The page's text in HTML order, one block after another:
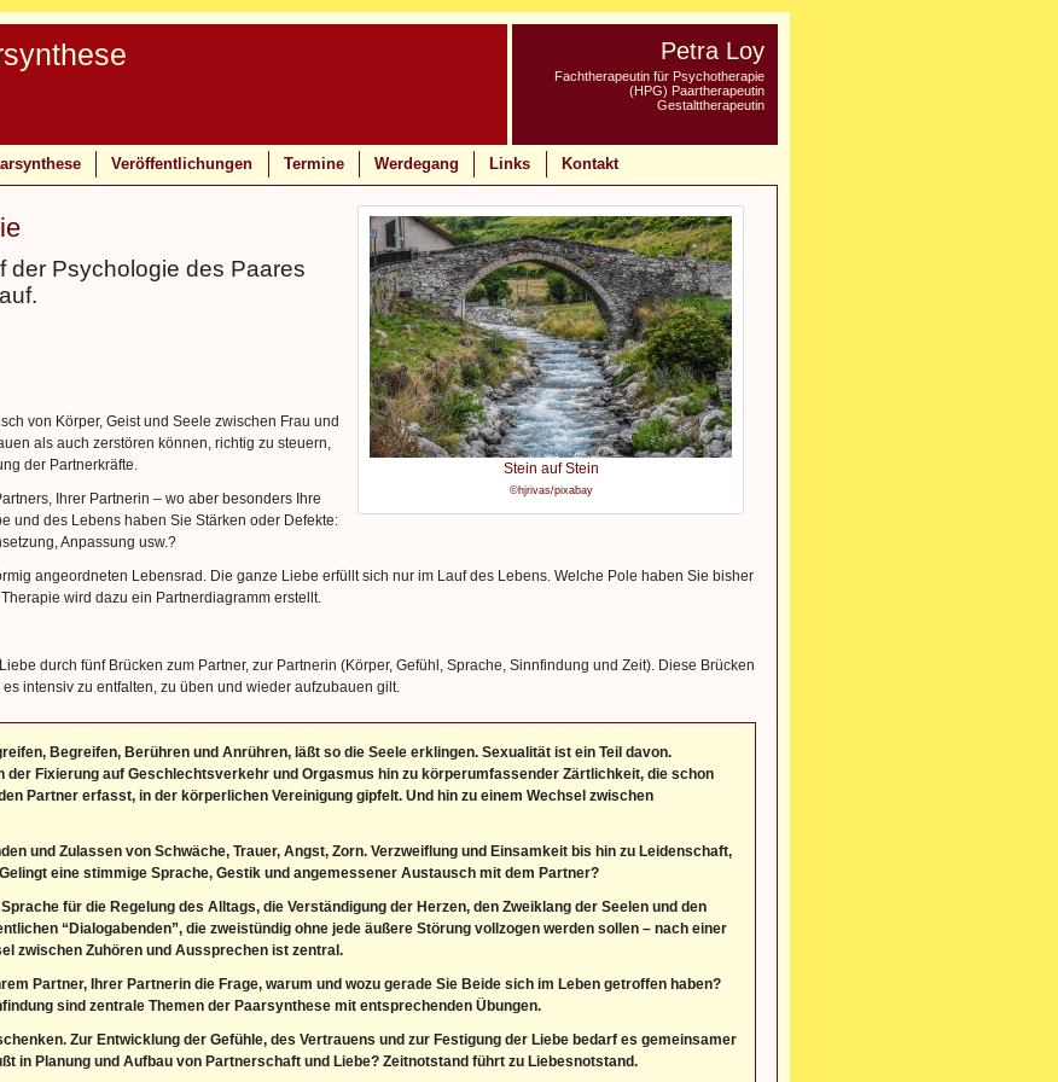
Petra Loy
Fachtherapeutin für Psychotherapie
(HPG) Paartherapeutin
Gestalttherapeutin
Veröffentlichungen Termine Werdegang Links Kontakt
Stein auf Stein
©hjrivas/pixabay
der Psychologie des Paares
von Körper, Geist und Seele zwischen Frau und
als auch zerstören können, richtig zu steuern,
der Partnerkräfte.
Ihrer Partnerin – wo aber besonders Ihre
und des Lebens haben Sie Stärken oder Defekte:
Anpassung usw.?
angeordneten Lebensrad. Die ganze Liebe erfüllt sich nur im Lauf des Lebens. Welche Pole haben Sie bisher
wird dazu ein Partnerdiagramm erstellt.
durch fünf Brücken zum Partner, zur Partnerin (Körper, Gefühl, Sprache, Sinnfindung und Zeit). Diese Brücken
intensiv zu entfalten, zu üben und wieder aufzubauen gilt.
Begreifen, Berühren und Anrühren, läßt so die Seele erklingen. Sexualität ist ein Teil davon.
der Fixierung auf Geschlechtsverkehr und Orgasmus hin zu körperumfassender Zärtlichkeit, die schon
Partner erfasst, in der körperlichen Vereinigung gipfelt. Und hin zu einem Wechsel zwischen
und Zulassen von Schwäche, Trauer, Angst, Zorn. Verzweiflung und Einsamkeit bis hin zu Leidenschaft,
eine stimmige Sprache, Gestik und angemessener Austausch mit dem Partner?
für die Regelung des Alltags, die Verständigung der Herzen, den Zweiklang der Seelen und den
“Dialogabenden”, die zweistündig ohne jede äußere Störung vollzogen werden sollen – nach einer
zwischen Zuhören und Aussprechen ist zentral.
Partner, Ihrer Partnerin die Frage, warum und wozu gerade Sie Beide sich im Leben getroffen haben?
sind zentrale Themen der Paarsynthese mit entsprechenden Übungen.
Zur Entwicklung der Gefühle, des Vertrauens und zur Festigung der Liebe bedarf es gemeinsamer
in Planung und Aufbau von Partnerschaft und Liebe? Zeitnotstand führt zu Liebesnotstand.